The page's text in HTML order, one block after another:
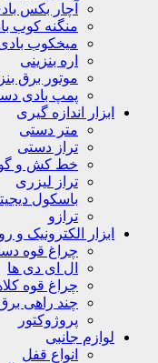
آچار بکس
منگنه کوب
میخکوب
اره بنزینی
موتور برق
پمپ بادی
ابزار اندازه گیری
متر دستی
تراز دستی
خط کش و
تراز لیزری
باسکول
ترازو
ابزار الکترونیک و
چراغ قوه
ال ای دی ها
چراغ قوه
چند راهی
پروژوکتور
لوازم جانبی
انواع قفل